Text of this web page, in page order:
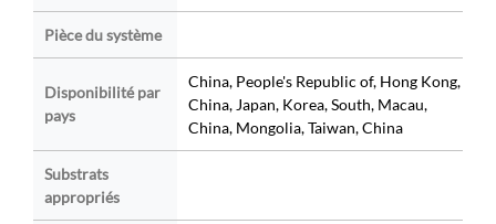
Pièce du système
Disponibilité par
pays
China, People's Republic of, Hong Kong,
China, Japan, Korea, South, Macau,
China, Mongolia, Taiwan, China
Substrats
appropriés